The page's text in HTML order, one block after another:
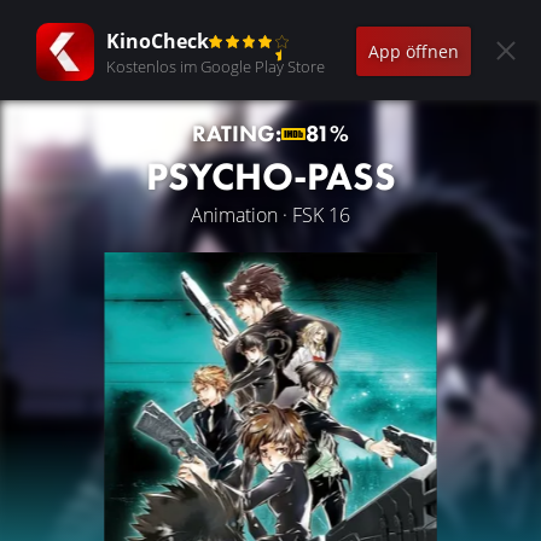
KinoCheck
Kostenlos im Google Play Store
App öffnen
RATING: 81%
PSYCHO-PASS
Animation · FSK 16